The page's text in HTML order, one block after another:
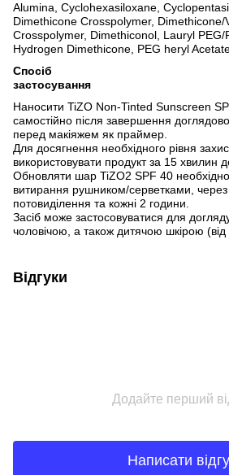
Alumina, Cyclohexasiloxane,
Dimethicone Crosspolymer, Dimethicone/
Crosspolymer, Dimethiconol, Lauryl
Hydrogen Dimethicone, PEG heryl
Спосіб
застосування
Наносити TiZO Non-Tinted Sunscreen
самостійно після завершення
перед макіяжем як праймер.
Для досягнення необхідного рівня
використовувати продукт за 15 хвилин
Обновляти шар TiZO2 SPF 40 необхідно
витирання рушником/серветками,
потовиділення та кожні 2 години.
Засіб може застосовуватися для
чоловічою, а також дитячою шкірою (від
Відгуки
Додайте перший
Написати